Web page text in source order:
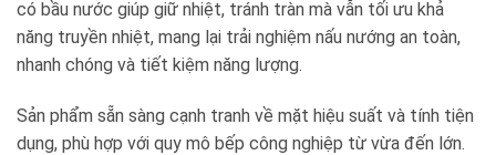
có bầu nước giúp giữ nhiệt, tránh tràn mà vẫn tối ưu khả
năng truyền nhiệt, mang lại trải nghiệm nấu nướng an toàn,
nhanh chóng và tiết kiệm năng lượng.
Sản phẩm sẵn sàng cạnh tranh về mặt hiệu suất và tính tiện
dụng, phù hợp với quy mô bếp công nghiệp từ vừa đến lớn.